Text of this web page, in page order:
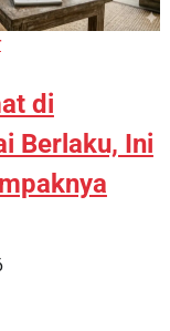
di
Berlaku, Ini